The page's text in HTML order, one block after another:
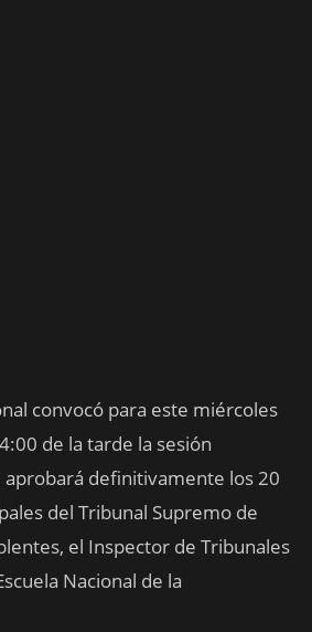
convocó para este miércoles
de la tarde la sesión
definitivamente los 20
del Tribunal Supremo de
el Inspector de Tribunales
Nacional de la